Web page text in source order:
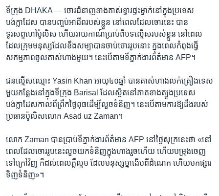
ទំព័រ​
ស្វែង​
រក
ភាសា
ទីក្រុង DHAKA — ចោរជំនាញ​ខាង​គាស់ទ្វារ​ផ្ទះម្នាក់​នៅក្នុង​ប្រទេស​
បង់ក្លាដែស បាន​បញ្ចប់​អាជីព​របស់​ខ្លួន​ នៅ​ពេល​ដែល​ចោរ​នេះ​ បាន
ទូរសព្ទហៅ​ប៉ូលិស ហើយរាយកាណ៍​ប្រាប់​ពី​បទ​ល្មើសរបស់​ខ្លួន​ នៅ​ពេល​
ដែលក្រុមមនុស្ស​ដែល​ខឹង​សម្បា​បាន​ចាប់​ចោរ​រូប​នោះ​ ​ក្នុង​ពេល​កំពុង​ធ្វើ​
សកម្មភាពចូលគាស់​ហាង​មួយ។​ នេះបើតាម​ទី​ភ្នាក់ងារ​ព័ត៌មាន AFP។
ជន​ល្មើស​ឈ្មោះ Yasin Khan អាយុ​៤០​ឆ្នាំ​ បាន​គាស់​ហាង​លក់​គ្រឿង​ទេស​
មួយ​កន្លែងនៅ​ក្នុង​ទីក្រុង Barisal ដែល​ស្ថិត​នៅ​ភាគ​ខាងត្បូង​ប្រទេស​
បង់ក្លាដែស​កាល​ពី​ព្រឹក​ថ្ងៃ​ពុធដើម្បី​លួច​ទំនិញ។ នេះបើតាម​ការ​ឱ្យ​ដឹង​របស់​
ប្រធាន​ប៉ូលិស​លោក Asad uz Zaman។
លោក Zaman បាន​ប្រាប់​ទី​ភ្នាក់ងារ​ព័ត៌មាន AFP នៅ​ថ្ងៃ​សុក្រ​នេះថា​ «នៅ​
ពេល​ដែល​ចោររូប​នេះ​លួច​យកទំនិញ​ក្នុង​ហាង​រួចហើយ ហើយ​បម្រុង​ចេញ​
ទៅ​ក្រៅ​វិញ​ ក៏ដល់​ពេល​ភ្លឺ​ល្មម ដែល​មនុស្សម្នា​ងើប​ពី​ដំណេក​ ហើយ​មក​ផ្សារ​
ទិញ​ទំនិញ​»។